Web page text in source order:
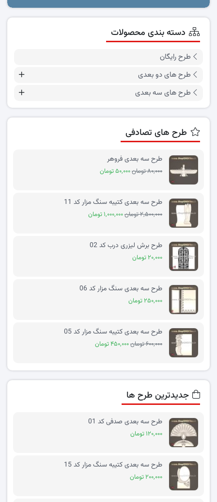
دسته بندی محصولات
طرح رایگان
طرح های دو بعدی
طرح های سه بعدی
طرح های تصادفی
طرح سه بعدی فروهر
۸۰,۰۰۰ تومان ۵۰,۰۰۰ تومان
طرح سه بعدی کتیبه سنگ مزار کد 11
۲,۵۰۰,۰۰۰ تومان ۱,۰۰۰,۰۰۰ تومان
طرح برش لیزری درب کد 02
۲۰,۰۰۰ تومان
طرح سه بعدی سنگ مزار کد 06
۲۵۰,۰۰۰ تومان
طرح سه بعدی کتیبه سنگ مزار کد 05
۶۰۰,۰۰۰ تومان ۴۵۰,۰۰۰ تومان
جدیدترین طرح ها
طرح سه بعدی صدفی کد 01
۱۲۰,۰۰۰ تومان
طرح سه بعدی کتیبه سنگ مزار کد 15
۲۰۰,۰۰۰ تومان